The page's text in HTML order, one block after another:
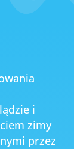
i
zimy
przez